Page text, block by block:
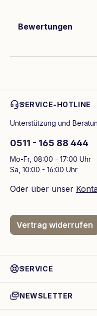
Bewertungen
SERVICE-HOTLINE
Unterstützung und
0511 - 165 88 444
Mo-Fr, 08:00 - 17:00 Uhr
Sa, 10:00 - 16:00 Uhr
Oder über unser
Vertrag widerrufen
SERVICE
NEWSLETTER